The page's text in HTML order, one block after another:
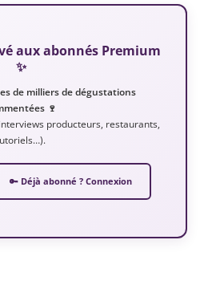
aux abonnés Premium
✨
de milliers de dégustations
🍷
producteurs, restaurants,
🔑 Déjà abonné ? Connexion